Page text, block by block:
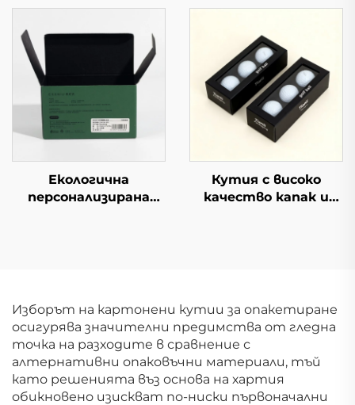
лого, твърда
сгъваема картонена
кутия с отворящи
Цветна хартия за
Изложение и
промоция Доставка
за супермаркети
Екологична
персонализирана
картон, подходяща
за подаръци
Кутия с високо
качество капак и
топки за тенис и
голф
Изборът на картонени кутии за опакетиране
осигурява значителни предимства от гледна
точка на разходите в сравнение с
алтернативни опаковъчни материали, тъй
като решенията въз основа на хартия
обикновено изискват по-ниски първоначални